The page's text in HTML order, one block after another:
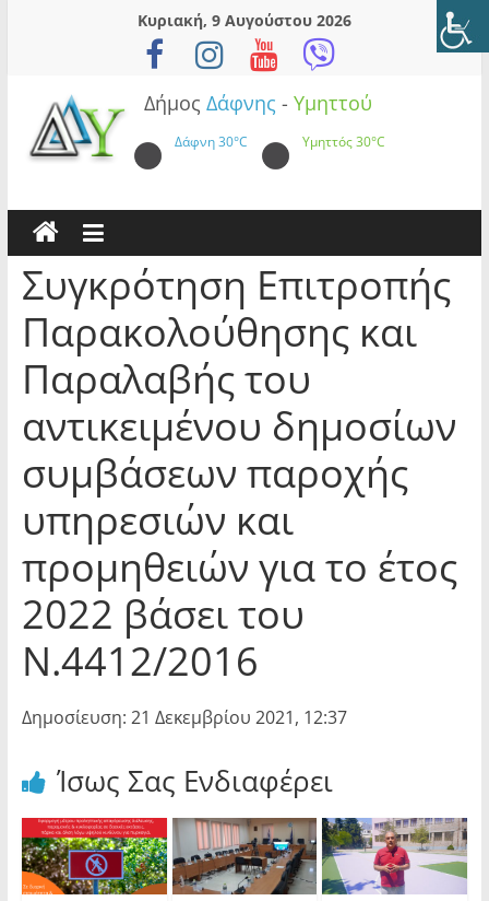
Κυριακή, 9 Αυγούστου 2026
Δήμος Δάφνης - Υμηττού
Δάφνη30°C Υμηττός30°C
Συγκρότηση Επιτροπής
Παρακολούθησης και
Παραλαβής του
αντικειμένου δημοσίων
συμβάσεων παροχής
υπηρεσιών και
προμηθειών για το έτος
2022 βάσει του
Ν.4412/2016
Δημοσίευση: 21 Δεκεμβρίου 2021, 12:37
Ίσως Σας Ενδιαφέρει